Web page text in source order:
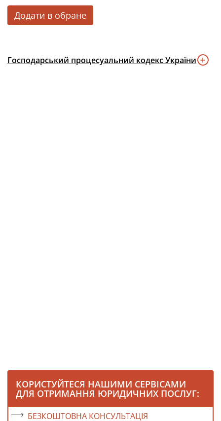
Додати в обране
Господарський процесуальний кодекс України
КОРИСТУЙТЕСЯ НАШИМИ СЕРВІСАМИ
ДЛЯ ОТРИМАННЯ ЮРИДИЧНИХ ПОСЛУГ:
БЕЗКОШТОВНА КОНСУЛЬТАЦІЯ